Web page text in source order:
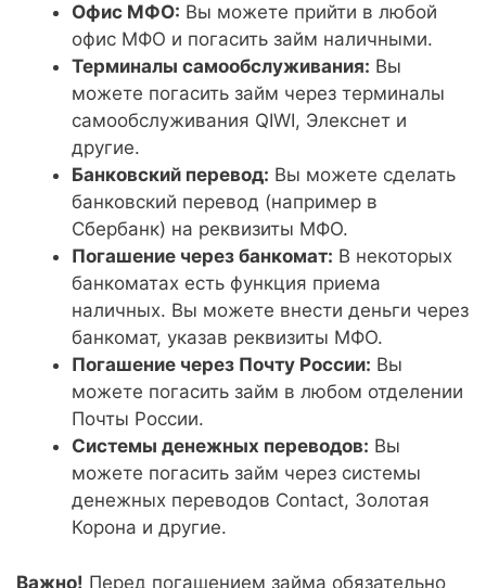
Офис МФО: Вы можете прийти в любой
офис МФО и погасить займ наличными.
Терминалы самообслуживания: Вы
можете погасить займ через терминалы
самообслуживания QIWI, Элекснет и
другие.
Банковский перевод: Вы можете сделать
банковский перевод (например в
Сбербанк) на реквизиты МФО.
Погашение через банкомат: В некоторых
банкоматах есть функция приема
наличных. Вы можете внести деньги через
банкомат, указав реквизиты МФО.
Погашение через Почту России: Вы
можете погасить займ в любом отделении
Почты России.
Системы денежных переводов: Вы
можете погасить займ через системы
денежных переводов Contact, Золотая
Корона и другие.
Важно! Перед погашением займа обязательно